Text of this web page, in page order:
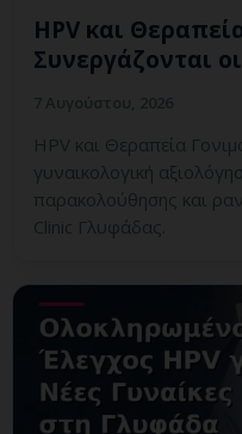
HPV και
Συνεργάζονται οι
HPV και Θεραπεία
γυναικολογική
παρακολούθησης και
Clinic Γλυφάδας.